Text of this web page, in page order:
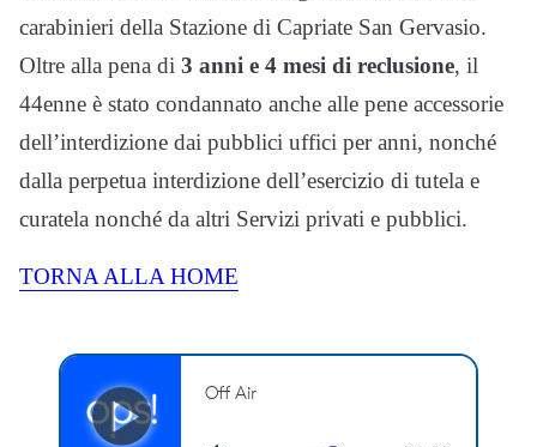
carabinieri della Stazione di Capriate San Gervasio.
Oltre alla pena di 3 anni e 4 mesi di reclusione, il
44enne è stato condannato anche alle pene accessorie
dell’interdizione dai pubblici uffici per anni, nonché
dalla perpetua interdizione dell’esercizio di tutela e
curatela nonché da altri Servizi privati e pubblici.
TORNA ALLA HOME